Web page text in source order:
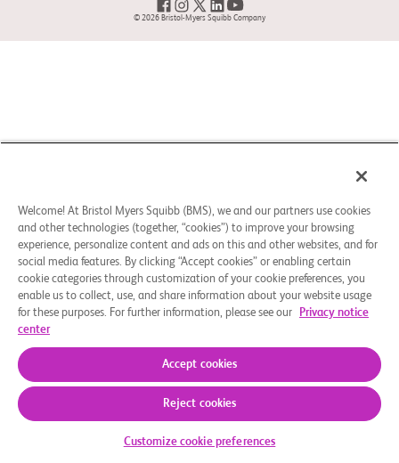
© 2026 Bristol-Myers Squibb Company
Welcome! At Bristol Myers Squibb (BMS), we and our partners use cookies
and other technologies (together, “cookies”) to improve your browsing
experience, personalize content and ads on this and other websites, and for
social media features. By clicking “Accept cookies” or enabling certain
cookie categories through customization of your cookie preferences, you
enable us to collect, use, and share information about your website usage
for these purposes. For further information, please see our
Privacy notice
center
Accept cookies
Reject cookies
Customize cookie preferences